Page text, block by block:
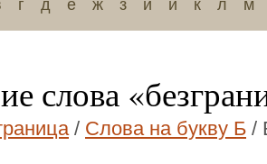
г д е ж з и й к л м
слова
/ Слова на букву Б /